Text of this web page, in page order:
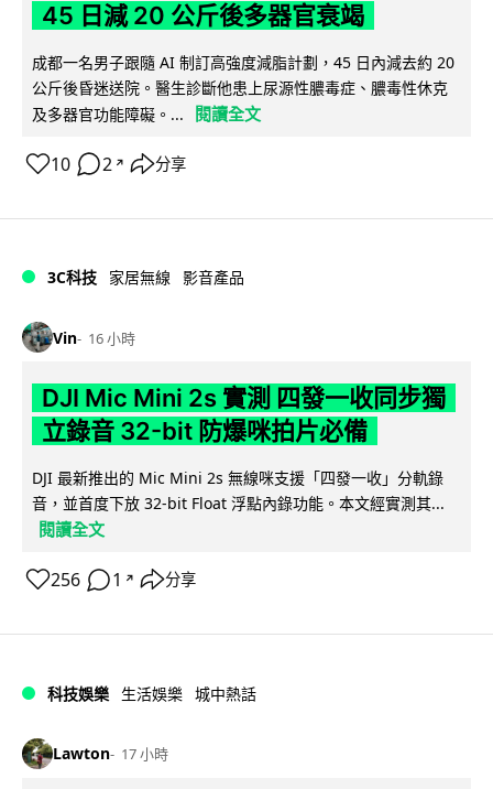
45 日減 20 公斤後多器官衰竭
成都一名男子跟隨 AI 制訂高強度減脂計劃，45 日內減去約 20
公斤後昏迷送院。醫生診斷他患上尿源性膿毒症、膿毒性休克
及多器官功能障礙。...
閱讀全文
10 2 ↗ 分享
3C科技 家居無線 影音產品
Vin 16 小時
DJI Mic Mini 2s 實測 四發一收同步獨
立錄音 32-bit 防爆咪拍片必備
DJI 最新推出的 Mic Mini 2s 無線咪支援「四發一收」分軌錄
音，並首度下放 32-bit Float 浮點內錄功能。本文經實測其...
閱讀全文
256 1 ↗ 分享
科技娛樂 生活娛樂 城中熱話
Lawton 17 小時